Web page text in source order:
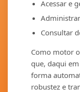
Acessar e
Consultar
Como motor
que, daqui
forma
robustez e